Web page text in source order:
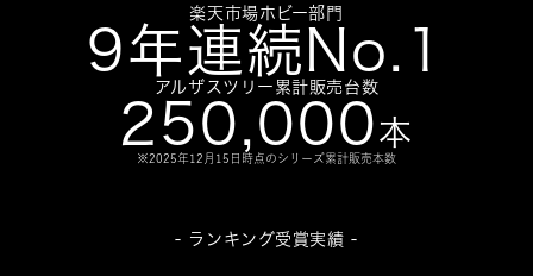
楽天市場ホビー部門
9年連続No.1
アルザスツリー累計販売台数
250,000本
※2025年12月15日時点のシリーズ累計販売本数
- ランキング受賞実績 -